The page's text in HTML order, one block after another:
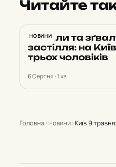
Читайте
НОВИНИ
Напали та
застілля: на
трьох чоловіків
6 Серпня · 1 хв
Головна›Новини›Київ 9